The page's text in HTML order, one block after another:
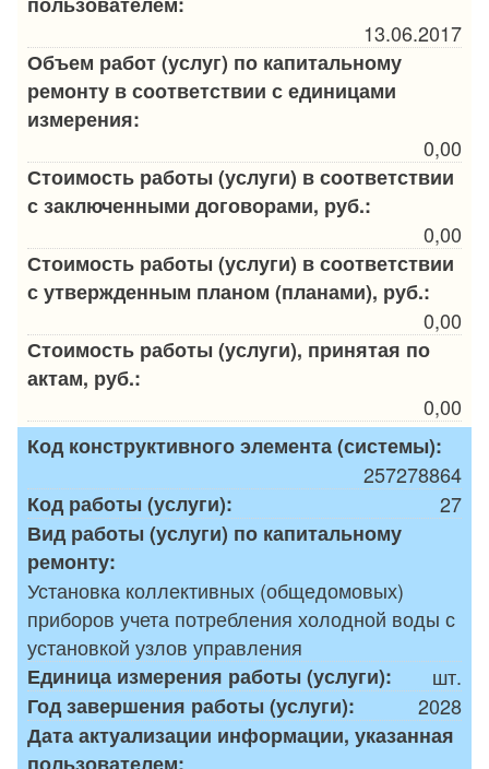
13.06.2017
Объем работ (услуг) по капитальному
ремонту в соответствии с единицами
измерения:
0,00
Стоимость работы (услуги) в соответствии
с заключенными договорами, руб.:
0,00
Стоимость работы (услуги) в соответствии
с утвержденным планом (планами), руб.:
0,00
Стоимость работы (услуги), принятая по
актам, руб.:
0,00
Код конструктивного элемента (системы):
257278864
Код работы (услуги):
27
Вид работы (услуги) по капитальному
ремонту:
Установка коллективных (общедомовых)
приборов учета потребления холодной воды с
установкой узлов управления
Единица измерения работы (услуги):
шт.
Год завершения работы (услуги):
2028
Дата актуализации информации, указанная